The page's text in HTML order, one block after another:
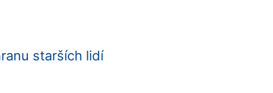
starších lidí